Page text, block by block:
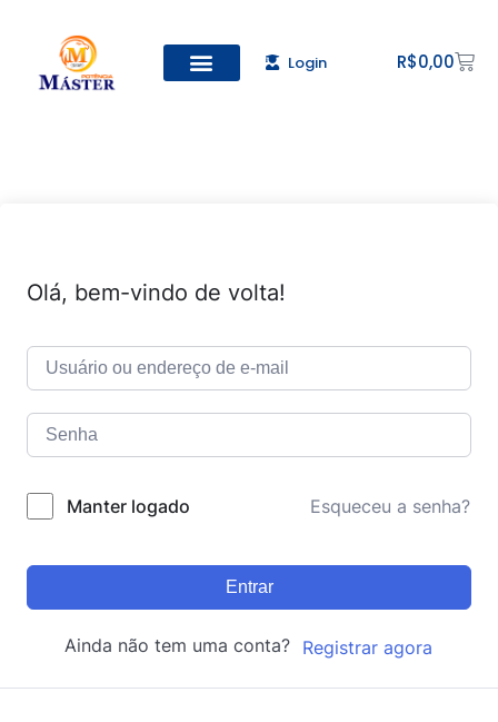
Login R$0,00
Olá, bem-vindo de volta!
Manter logado Esqueceu a senha?
Entrar
Ainda não tem uma conta? Registrar agora